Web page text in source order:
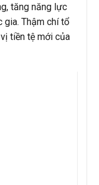
tăng năng lực
gia. Thậm chí tổ
tiền tệ mới của